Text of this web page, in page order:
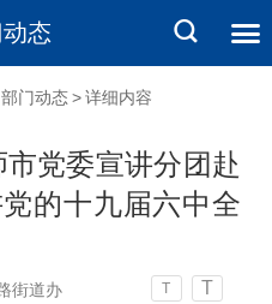
态
部门动态 > 详细内容
党委宣讲分团赴
的十九届六中全
街道办 T T